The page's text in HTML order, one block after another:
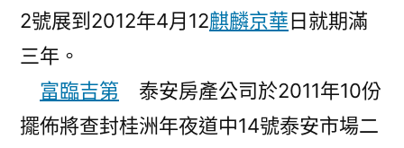
2號展到2012年4月12麒麟京華日就期滿
三年。
富臨吉第 泰安房產公司於2011年10份
擺佈將查封桂洲年夜道中14號泰安市場二